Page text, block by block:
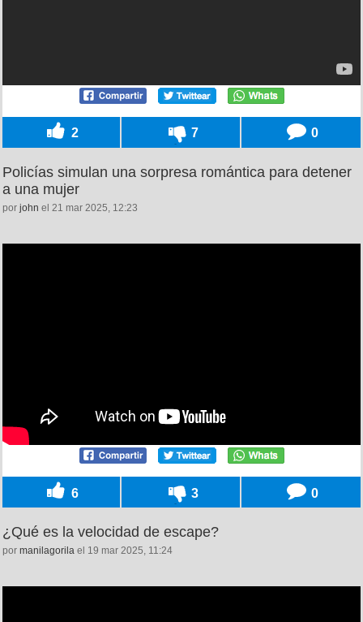
2 7 0
Policías simulan una sorpresa romántica para detener
a una mujer
por john el 21 mar 2025, 12:23
6 3 0
¿Qué es la velocidad de escape?
por manilagorila el 19 mar 2025, 11:24